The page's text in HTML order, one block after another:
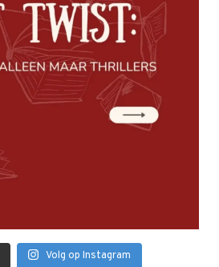
Volg op Instagram